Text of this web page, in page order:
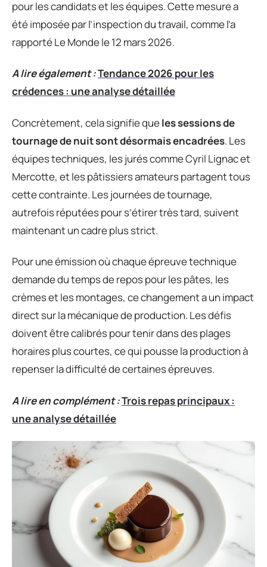
pour les candidats et les équipes. Cette mesure a
été imposée par l’inspection du travail, comme l’a
rapporté Le Monde le 12 mars 2026.
A lire également :Tendance 2026 pour les
crédences : une analyse détaillée
Concrètement, cela signifie queles sessions de
tournage de nuit sont désormais encadrées. Les
équipes techniques, les jurés comme Cyril Lignac et
Mercotte, et les pâtissiers amateurs partagent tous
cette contrainte. Les journées de tournage,
autrefois réputées pour s’étirer très tard, suivent
maintenant un cadre plus strict.
Pour une émission où chaque épreuve technique
demande du temps de repos pour les pâtes, les
crèmes et les montages, ce changement a un impact
direct sur la mécanique de production. Les défis
doivent être calibrés pour tenir dans des plages
horaires plus courtes, ce qui pousse la production à
repenser la difficulté de certaines épreuves.
A lire en complément :Trois repas principaux :
une analyse détaillée